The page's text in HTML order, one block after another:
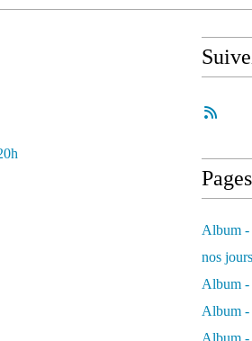
Pages
Album -
nos jours
Album -
Album -
Album -